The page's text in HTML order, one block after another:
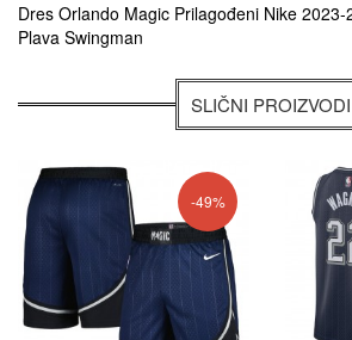
Dres Orlando Magic Prilagođeni Nike 2023-
Plava Swingman
SLIČNI PROIZVODI
-49%